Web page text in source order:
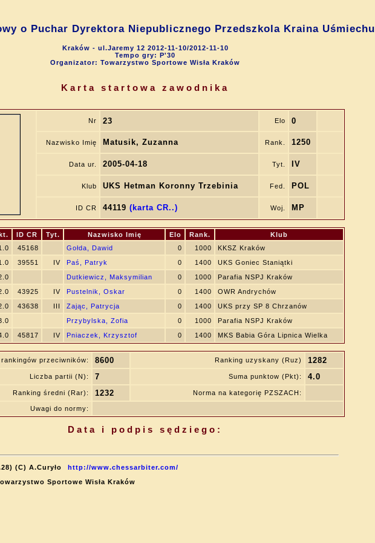
o Puchar Dyrektora Niepublicznego Przedszkola Kraina Uśmiechu
Kraków - ul.Jaremy 12 2012-11-10/2012-11-10
Tempo gry: P'30
Organizator: Towarzystwo Sportowe Wisła Kraków
Karta startowa zawodnika
Nr 23 Elo 0
Nazwisko Imię Matusik, Zuzanna Rank. 1250
Data ur. 2005-04-18 Tyt. IV
Klub UKS Hetman Koronny Trzebinia Fed. POL
ID CR 44119 (karta CR..) Woj. MP
ID CR Tyt. Nazwisko Imię Elo Rank.
Klub
45168 Gołda, Dawid 0 1000
KKSZ Kraków
39551 IV Paś, Patryk 0 1400
UKS Goniec Staniątki
Dutkiewicz, Maksymilian 0 1000
Parafia NSPJ Kraków
43925 IV Pustelnik, Oskar 0 1400
OWR Andrychów
43638 III Zając, Patrycja 0 1400
UKS przy SP 8 Chrzanów
Przybylska, Zofia 0 1000
Parafia NSPJ Kraków
45817 IV Pniaczek, Krzysztof 0 1400 MKS Babia Góra Lipnica Wielka
rankingów przeciwników: 8600 Ranking uzyskany (Ruz) 1282
Liczba partii (N): 7 Suma punktow (Pkt): 4.0
Ranking średni (Rar): 1232 Norma na kategorię PZSZACH:
Uwagi do normy:
Data i podpis sędziego:
(C) A.Curyło
http://www.chessarbiter.com/
Sportowe Wisła Kraków